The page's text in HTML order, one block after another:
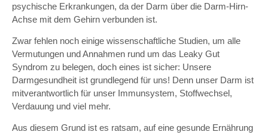
psychische Erkrankungen, da der Darm über die Darm-Hirn-
Achse mit dem Gehirn verbunden ist.
Zwar fehlen noch einige wissenschaftliche Studien, um alle
Vermutungen und Annahmen rund um das Leaky Gut
Syndrom zu belegen, doch eines ist sicher: Unsere
Darmgesundheit ist grundlegend für uns! Denn unser Darm ist
mitverantwortlich für unser Immunsystem, Stoffwechsel,
Verdauung und viel mehr.
Aus diesem Grund ist es ratsam, auf eine gesunde Ernährung